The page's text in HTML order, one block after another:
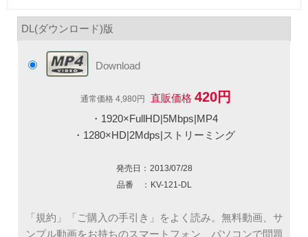
DL(ダウンロード)版
Download
通常価格 4,980円 直販価格 420円
・1920×FullHD|5Mbps|MP4
・1280×HD|2Mdps|ストリーミング
発売日： 2013/07/28
品番 ： KV-121-DL
「規約」「ご購入の手引き」をよく読み。無料動画、サ
ンプル動画をお持ちのスマートフォン、パソコンで問題